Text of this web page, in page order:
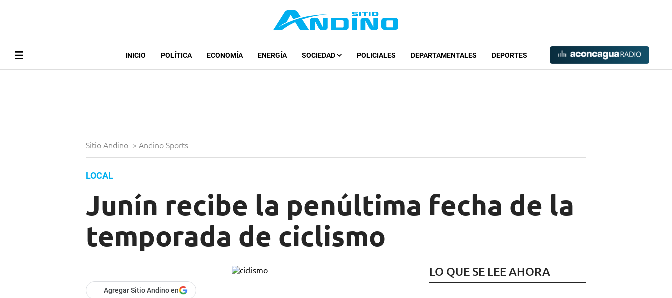
INICIO POLÍTICA ECONOMÍA ENERGÍA SOCIEDAD POLICIALES DEPARTAMENTALES DEPORTES
Sitio Andino > Andino Sports
LOCAL
Junín recibe la penúltima fecha de la
temporada de ciclismo
Agregar Sitio Andino en
LO QUE SE LEE AHORA